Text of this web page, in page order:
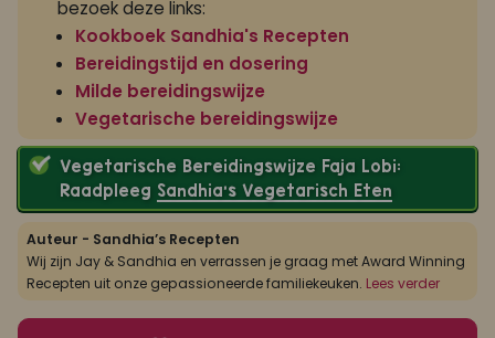
bezoek deze links:
Kookboek Sandhia's Recepten
Bereidingstijd en dosering
Milde bereidingswijze
Vegetarische bereidingswijze
Vegetarische Bereidingswijze Faja Lobi:
Raadpleeg Sandhia’s Vegetarisch Eten
Auteur - Sandhia’s Recepten
Wij zijn Jay & Sandhia en verrassen je graag met Award Winning
Recepten uit onze gepassioneerde familiekeuken. Lees verder